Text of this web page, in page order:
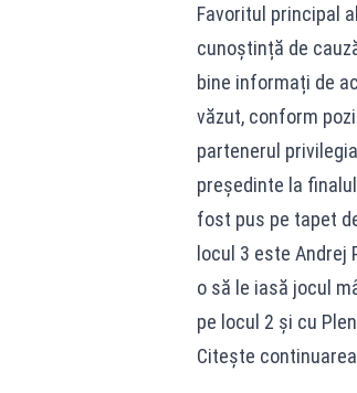
Favoritul principal
cunoștință de
bine informați de
văzut, conform
partenerul
președinte la
fost pus pe tapet
locul 3 este Andrej
o să le iasă jocul
pe locul 2 și cu
Citește